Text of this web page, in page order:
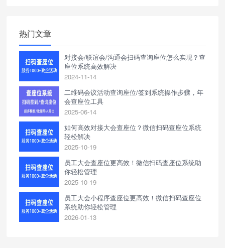
热门文章
对接会/联谊会/沟通会扫码查询座位怎么实现？查
座位系统高效解决
2024-11-14
二维码会议活动查询座位/签到系统操作步骤，年
会查座位工具
2025-06-14
如何高效对接大会查座位？微信扫码查座位系统
轻松解决
2025-10-19
员工大会查座位更高效！微信扫码查座位系统助
你轻松管理
2025-10-19
员工大会小程序查座位更高效！微信扫码查座位
系统助你轻松管理
2026-01-13